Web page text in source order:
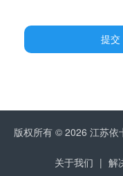
提交
版权所有 © 2026 江苏依
关于我们 | 解